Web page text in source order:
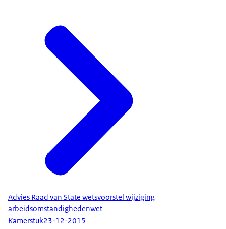
Advies Raad van State wetsvoorstel wijziging
arbeidsomstandighedenwet
Kamerstuk23-12-2015